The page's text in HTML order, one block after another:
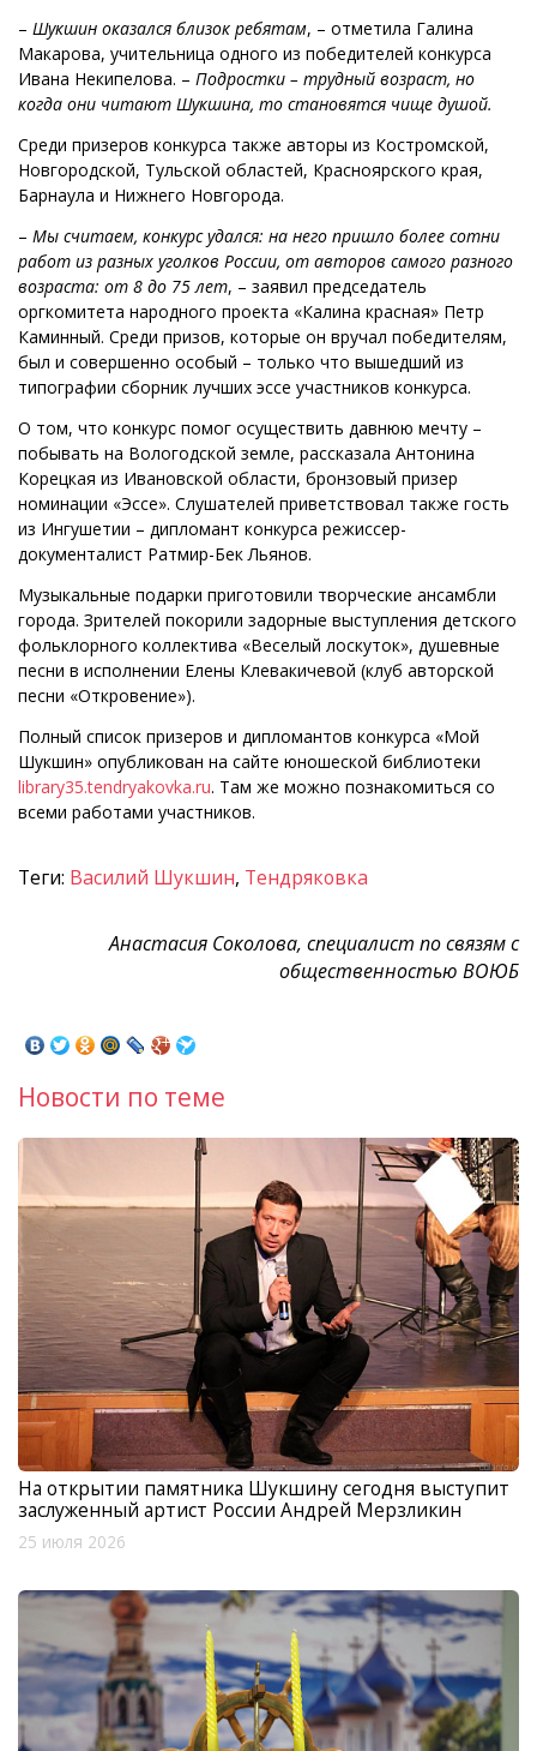
– Шукшин оказался близок ребятам, – отметила Галина
Макарова, учительница одного из победителей конкурса
Ивана Некипелова. – Подростки – трудный возраст, но
когда они читают Шукшина, то становятся чище душой.
Среди призеров конкурса также авторы из Костромской,
Новгородской, Тульской областей, Красноярского края,
Барнаула и Нижнего Новгорода.
– Мы считаем, конкурс удался: на него пришло более сотни
работ из разных уголков России, от авторов самого разного
возраста: от 8 до 75 лет, – заявил председатель
оргкомитета народного проекта «Калина красная» Петр
Каминный. Среди призов, которые он вручал победителям,
был и совершенно особый – только что вышедший из
типографии сборник лучших эссе участников конкурса.
О том, что конкурс помог осуществить давнюю мечту –
побывать на Вологодской земле, рассказала Антонина
Корецкая из Ивановской области, бронзовый призер
номинации «Эссе». Слушателей приветствовал также гость
из Ингушетии – дипломант конкурса режиссер-
документалист Ратмир-Бек Льянов.
Музыкальные подарки приготовили творческие ансамбли
города. Зрителей покорили задорные выступления детского
фольклорного коллектива «Веселый лоскуток», душевные
песни в исполнении Елены Клевакичевой (клуб авторской
песни «Откровение»).
Полный список призеров и дипломантов конкурса «Мой
Шукшин» опубликован на сайте юношеской библиотеки
library35.tendryakovka.ru. Там же можно познакомиться со
всеми работами участников.
Теги: Василий Шукшин, Тендряковка
Анастасия Соколова, специалист по связям с
общественностью ВОЮБ
Новости по теме
На открытии памятника Шукшину сегодня выступит
заслуженный артист России Андрей Мерзликин
25 июля 2026